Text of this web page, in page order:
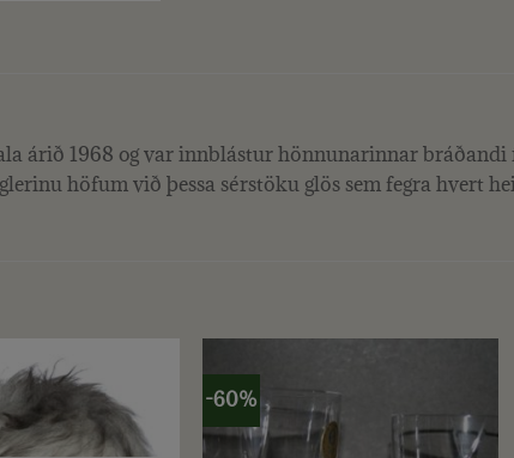
árið 1968 og var innblástur hönnunarinnar
höfum við þessa sérstöku glös sem fegra hvert
-60%